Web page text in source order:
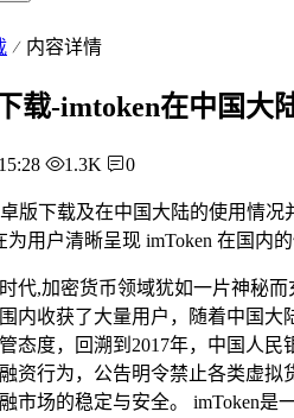
内容详情
载-imtoken在中国大
1.3K 0
版下载及在中国大陆的使用情
用户清晰呈现 imToken 在国内
代,加密货币领域犹如一片神秘
内收获了大量用户，随着中国
态度，回溯到2017年，中国人
资行为，公告明令禁止各类虚
市场的稳定与安全。 imToken